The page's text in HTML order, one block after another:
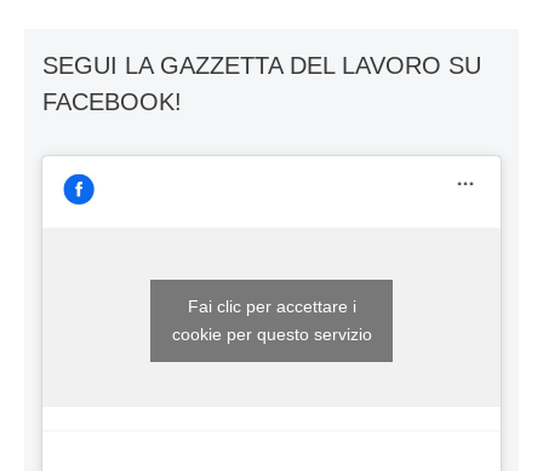
SEGUI LA GAZZETTA DEL LAVORO SU
FACEBOOK!
Fai clic per accettare i
cookie per questo servizio